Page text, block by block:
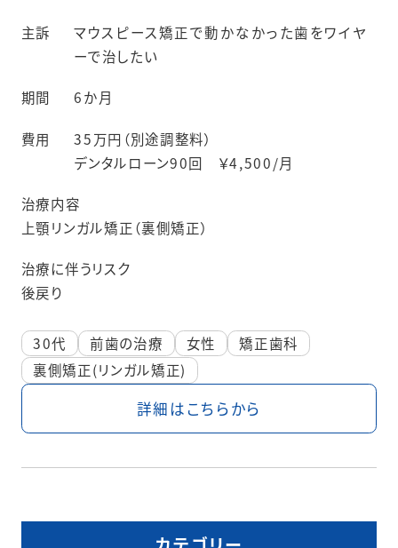
主訴
マウスピース矯正で動かなかった歯をワイヤ
ーで治したい
期間 6か月
費用
35万円（別途調整料）
デンタルローン90回 ￥4,500/月
治療内容
上顎リンガル矯正（裏側矯正）
治療に伴うリスク
後戻り
30代 前歯の治療 女性
矯正歯科
裏側矯正(リンガル矯正)
詳細はこちらから